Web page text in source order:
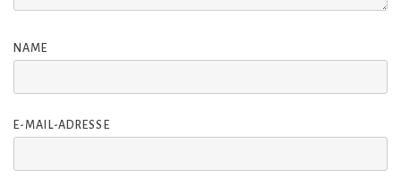
NAME
E-MAIL-ADRESSE